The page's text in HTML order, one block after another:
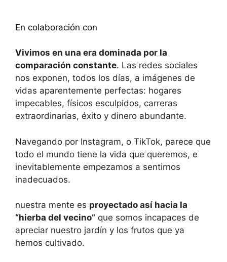
En colaboración con
Vivimos en una era dominada por la
comparación constante. Las redes sociales
nos exponen, todos los días, a imágenes de
vidas aparentemente perfectas: hogares
impecables, físicos esculpidos, carreras
extraordinarias, éxito y dinero abundante.
Navegando por Instagram, o TikTok, parece que
todo el mundo tiene la vida que queremos, e
inevitablemente empezamos a sentirnos
inadecuados.
nuestra mente es proyectado así hacia la
“hierba del vecino” que somos incapaces de
apreciar nuestro jardín y los frutos que ya
hemos cultivado.